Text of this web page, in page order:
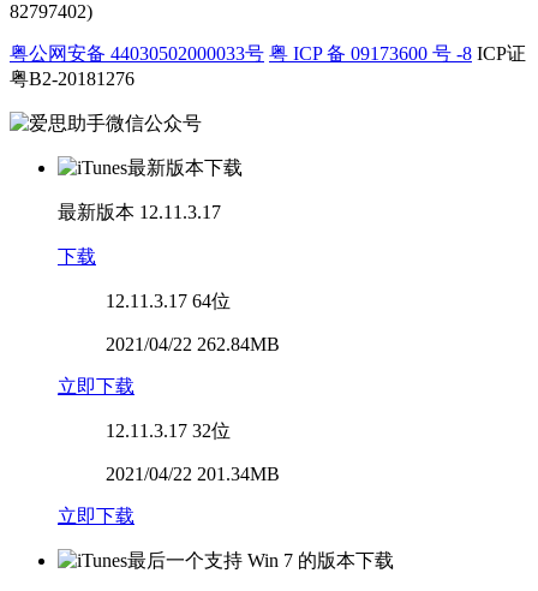
82797402)
粤公网安备 44030502000033号 粤 ICP 备 09173600 号 -8 ICP证
粤B2-20181276
最新版本 12.11.3.17
下载
12.11.3.17 64位
2021/04/22 262.84MB
立即下载
12.11.3.17 32位
2021/04/22 201.34MB
立即下载